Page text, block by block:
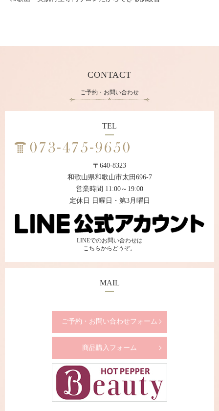
CONTACT
ご予約・お問い合わせ
TEL
〒640-8323
和歌山県和歌山市太田696-7
営業時間 11:00～19:00
定休日 日曜日・第3月曜日
LINEでのお問い合わせは
こちらからどうぞ。
MAIL
ご予約・お問い合わせフォーム
商品購入フォーム